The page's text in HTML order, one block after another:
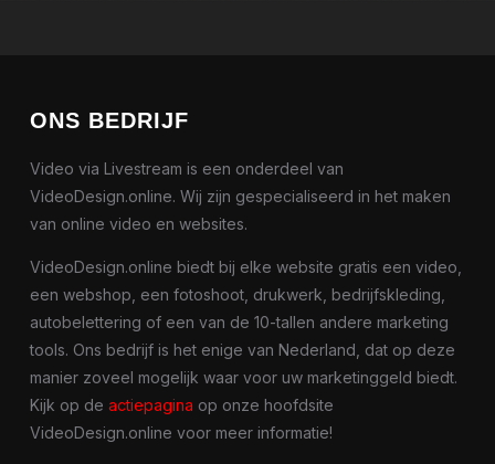
ONS BEDRIJF
Video via Livestream is een onderdeel van
VideoDesign.online. Wij zijn gespecialiseerd in het maken
van online video en websites.
VideoDesign.online biedt bij elke website gratis een video,
een webshop, een fotoshoot, drukwerk, bedrijfskleding,
autobelettering of een van de 10-tallen andere marketing
tools. Ons bedrijf is het enige van Nederland, dat op deze
manier zoveel mogelijk waar voor uw marketinggeld biedt.
Kijk op de actiepagina op onze hoofdsite
VideoDesign.online voor meer informatie!